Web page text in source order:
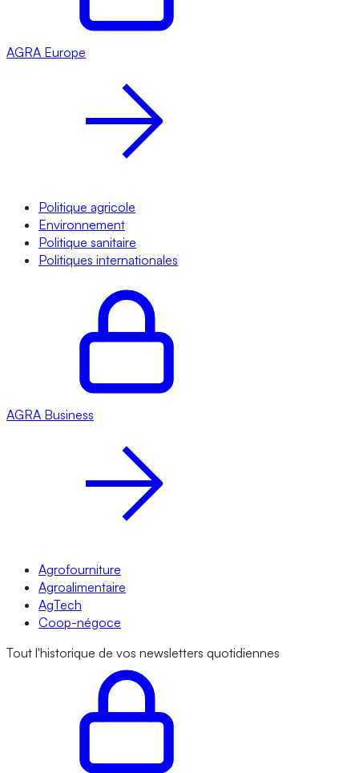
AGRA Europe
Politique agricole
Environnement
Politique sanitaire
Politiques internationales
AGRA Business
Agrofourniture
Agroalimentaire
AgTech
Coop-négoce
Tout l'historique de vos newsletters quotidiennes